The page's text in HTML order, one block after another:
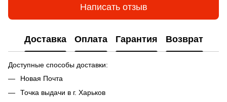
Написать отзыв
Доставка Оплата Гарантия Возврат
Доступные способы доставки:
Новая Почта
Точка выдачи в г. Харьков